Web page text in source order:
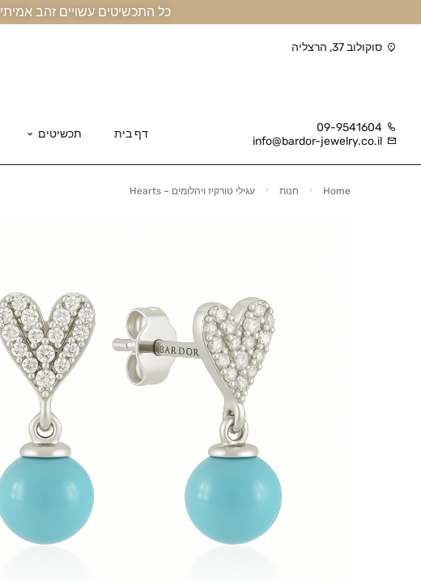
כל התכשיטים עשויים זהב אמיתי 14 קראט או יותר, ומגיעים בליווי תעודה, אריזה מהודרת, ומשלוח חינם עד הבית
סוקולוב 37, הרצליה
09-9541604
info@bardor-jewelry.co.il
דף בית תכשיטים
Home חנות עגילי טורקיז ויהלומים – Hearts